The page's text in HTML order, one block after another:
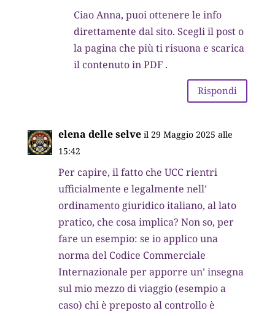
Ciao Anna, puoi ottenere le info
direttamente dal sito. Scegli il post o
la pagina che più ti risuona e scarica
il contenuto in PDF .
Rispondi
elena delle selve il 29 Maggio 2025 alle
15:42
Per capire, il fatto che UCC rientri
ufficialmente e legalmente nell’
ordinamento giuridico italiano, al lato
pratico, che cosa implica? Non so, per
fare un esempio: se io applico una
norma del Codice Commerciale
Internazionale per apporre un’ insegna
sul mio mezzo di viaggio (esempio a
caso) chi è preposto al controllo è